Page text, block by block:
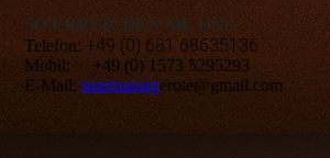
SO ERREICHEN SIE UNS
Telefon: +49 (0) 681 68635136
Mobil: +49 (0) 1573 5295293
E-Mail: saarmassagerote@gmail.com